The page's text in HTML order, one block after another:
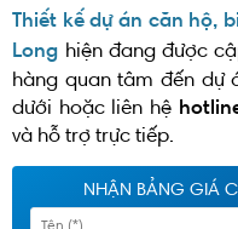
Thiết kế dự án căn hộ,
Long hiện đang được
hàng quan tâm đến dự
dưới hoặc liên hệ
và hỗ trợ trực tiếp.
NHẬN BẢNG GIÁ